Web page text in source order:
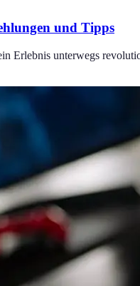
und Tipps
Erlebnis unterwegs